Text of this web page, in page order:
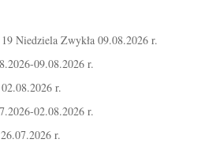
19 Niedziela Zwykła 09.08.2026 r.
09.08.2026 r.
r.
02.08.2026 r.
r.